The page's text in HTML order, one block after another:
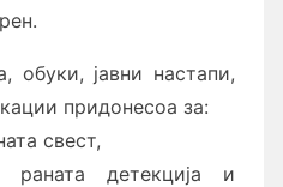
обуки, јавни настапи,
придонесоа за:
свест,
детекција и